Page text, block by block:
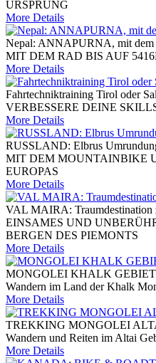
URSPRUNG
More Details
Nepal: ANNAPURNA, mit dem
MIT DEM RAD BIS AUF
More Details
Fahrtechniktraining Tirol oder
VERBESSERE DEINE
More Details
RUSSLAND: Elbrus
MIT DEM MOUNTAINBIKE
EUROPAS
More Details
VAL MAIRA: Traumdestination
EINSAMES UND
BERGEN DES PIEMONTS
More Details
MONGOLEI KHALK GEBIET
Wandern im Land der Khalk
More Details
TREKKING MONGOLEI
Wandern und Reiten im Altai
More Details